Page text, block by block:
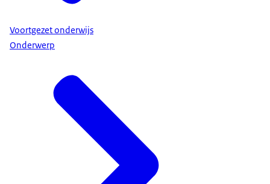
Voortgezet onderwijs
Onderwerp